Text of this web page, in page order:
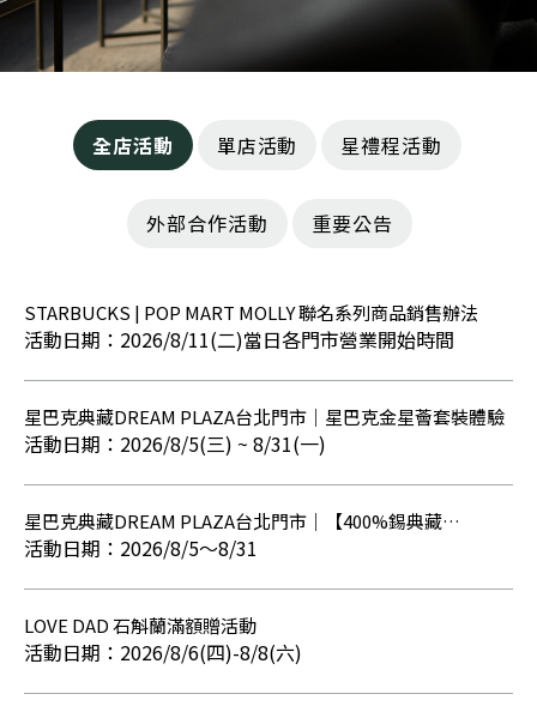
全店活動 單店活動 星禮程活動
外部合作活動 重要公告
STARBUCKS | POP MART MOLLY 聯名系列商品銷售辦法
2026/8/11(二)當日各門市營業開始時間
星巴克典藏DREAM PLAZA台北門市｜星巴克金星薈套裝體驗
2026/8/5(三) ~ 8/31(一)
星巴克典藏DREAM PLAZA台北門市｜【400%錫典藏
BE@RBRICK】預購銷售活動
2026/8/5～8/31
LOVE DAD 石斛蘭滿額贈活動
2026/8/6(四)-8/8(六)